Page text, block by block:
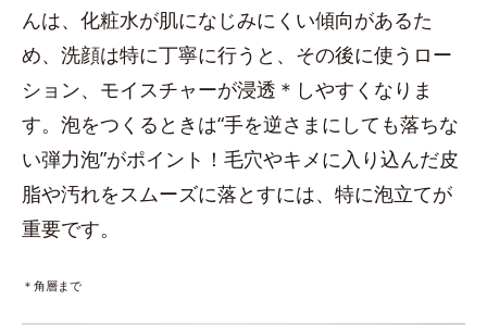
んは、化粧水が肌になじみにくい傾向があるた
め、洗顔は特に丁寧に行うと、その後に使うロー
ション、モイスチャーが浸透＊しやすくなりま
す。泡をつくるときは“手を逆さまにしても落ちな
い弾力泡”がポイント！毛穴やキメに入り込んだ皮
脂や汚れをスムーズに落とすには、特に泡立てが
重要です。
＊角層まで